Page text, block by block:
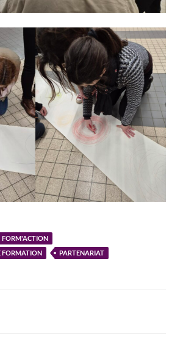
FORM'ACTION
FORMATION
PARTENARIAT